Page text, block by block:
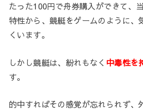
たった100円で舟券購入ができて、
特性から、競艇をゲームのように、
くいます。
しかし競艇は、紛れもなく 中毒性を
す。
的中すればその感覚が忘れられず、